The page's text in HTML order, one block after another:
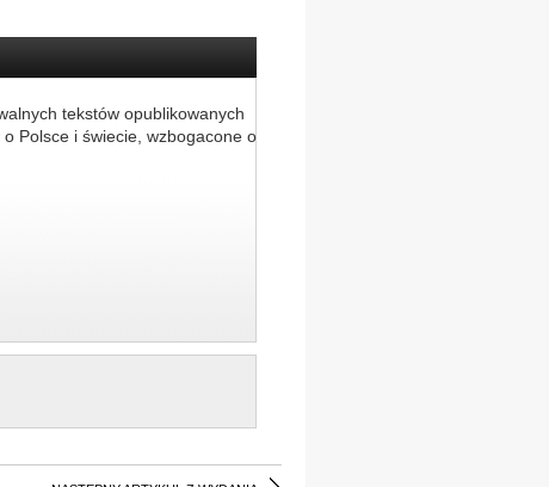
tekstów opublikowanych
Polsce i świecie, wzbogacone o